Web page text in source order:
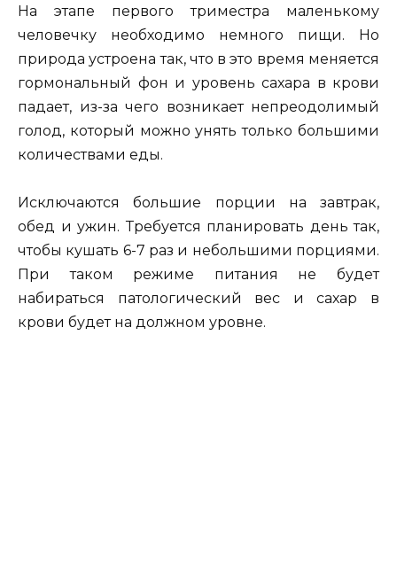
На этапе первого триместра маленькому
человечку необходимо немного пищи. Но
природа устроена так, что в это время меняется
гормональный фон и уровень сахара в крови
падает, из-за чего возникает непреодолимый
голод, который можно унять только большими
количествами еды.
Исключаются большие порции на завтрак,
обед и ужин. Требуется планировать день так,
чтобы кушать 6-7 раз и небольшими порциями.
При таком режиме питания не будет
набираться патологический вес и сахар в
крови будет на должном уровне.